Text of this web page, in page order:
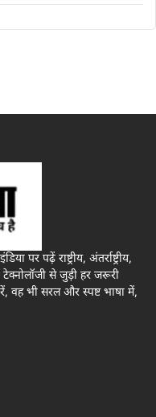
पर पढ़ें राष्ट्रीय, अंतर्राष्ट्रीय,
से जुड़ी हर जरूरी
वह भी सरल और स्पष्ट भाषा में,